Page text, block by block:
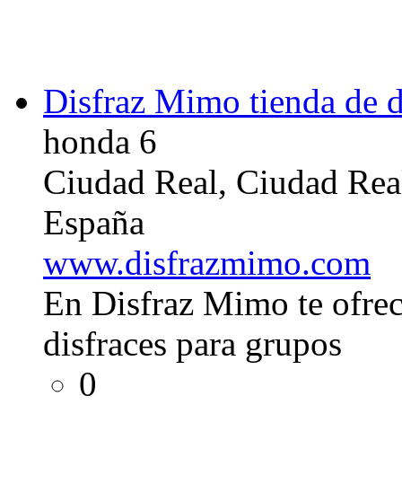
Disfraz Mimo tienda de
honda 6
Ciudad Real, Ciudad
España
www.disfrazmimo.com
En Disfraz Mimo te
disfraces para grupos
0